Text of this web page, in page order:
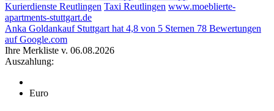
Kurierdienste Reutlingen Taxi Reutlingen www.moeblierte-
apartments-stuttgart.de
Anka Goldankauf Stuttgart hat 4,8 von 5 Sternen 78 Bewertungen
auf Google.com
Ihre Merkliste v. 06.08.2026
Auszahlung:
Euro